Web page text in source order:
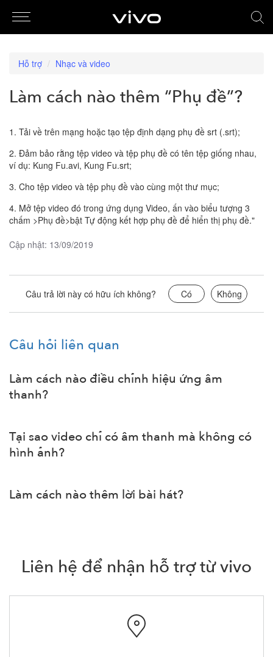
Hỗ trợ Nhạc và video
Làm cách nào thêm “Phụ đề”?
1. Tải về trên mạng hoặc tạo tệp định dạng phụ đề srt (.srt);
2. Đảm bảo rằng tệp video và tệp phụ đề có tên tệp giống nhau,
ví dụ: Kung Fu.avi, Kung Fu.srt;
3. Cho tệp video và tệp phụ đề vào cùng một thư mục;
4. Mở tệp video đó trong ứng dụng Video, ấn vào biểu tượng 3
chấm >Phụ đề>bật Tự động kết hợp phụ đề để hiển thị phụ đề."
Cập nhật: 13/09/2019
Câu trả lời này có hữu ích không? Có Không
Câu hỏi liên quan
Làm cách nào điều chỉnh hiệu ứng âm
thanh?
Tại sao video chỉ có âm thanh mà không có
hình ảnh?
Làm cách nào thêm lời bài hát?
Liên hệ để nhận hỗ trợ từ vivo